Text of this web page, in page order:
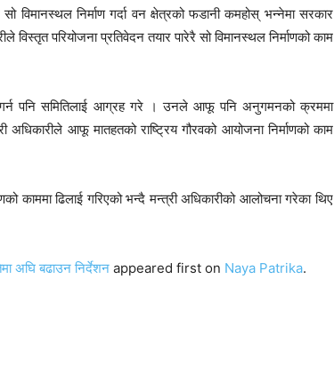
विमानस्थल निर्माण गर्दा वन क्षेत्रको फडानी कमहोस् भन्नेमा सरकार
विस्तृत परियोजना प्रतिवेदन तयार पारेरै सो विमानस्थल निर्माणको काम
गर्न पनि समितिलाई आग्रह गरे । उनले आफू पनि अनुगमनको क्रममा
अधिकारीले आफू मातहतको राष्ट्रिय गौरवको आयोजना निर्माणको काम
काममा ढिलाई गरिएको भन्दै मन्त्री अधिकारीको आलोचना गरेका थिए
अघि बढाउन निर्देशन appeared first on Naya Patrika.